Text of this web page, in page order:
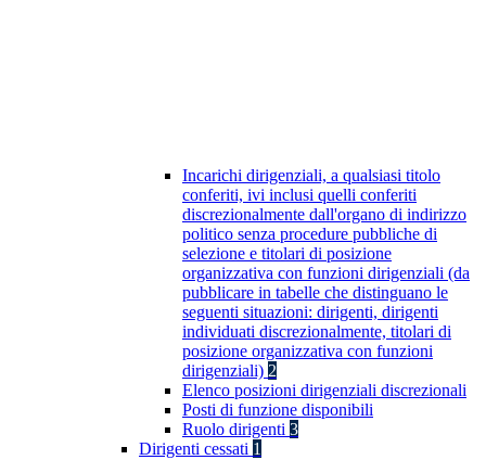
Incarichi dirigenziali, a qualsiasi titolo
conferiti, ivi inclusi quelli conferiti
discrezionalmente dall'organo di indirizzo
politico senza procedure pubbliche di
selezione e titolari di posizione
organizzativa con funzioni dirigenziali (da
pubblicare in tabelle che distinguano le
seguenti situazioni: dirigenti, dirigenti
individuati discrezionalmente, titolari di
posizione organizzativa con funzioni
dirigenziali) 2
Elenco posizioni dirigenziali discrezionali
Posti di funzione disponibili
Ruolo dirigenti 3
Dirigenti cessati 1